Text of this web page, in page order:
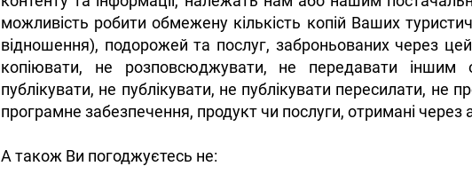
можливість робити обмежену кількість копій Ваших
відношення), подорожей та послуг, заброньованих через
копіювати, не розповсюджувати, не передавати іншим
публікувати, не публікувати, не публікувати пересилати, не
програмне забезпечення, продукт чи послуги, отримані
А також Ви погоджуєтесь не: